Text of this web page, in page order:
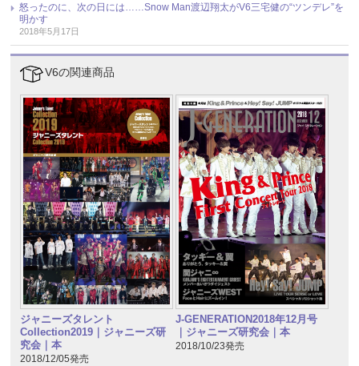
怒ったのに、次の日には……Snow Man渡辺翔太がV6三宅健の“ツンデレ”を
明かす
2018年5月17日
V6の関連商品
ジャニーズタレント
Collection2019｜ジャニーズ研
究会｜本
2018/12/05発売
J-GENERATION2018年12月号
｜ジャニーズ研究会｜本
2018/10/23発売